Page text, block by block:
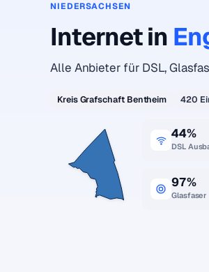
NIEDERSACHSEN
Internet in
Alle Anbieter für DSL,
Kreis Grafschaft Bentheim 420
44%
DSL
97%
Glasfaser